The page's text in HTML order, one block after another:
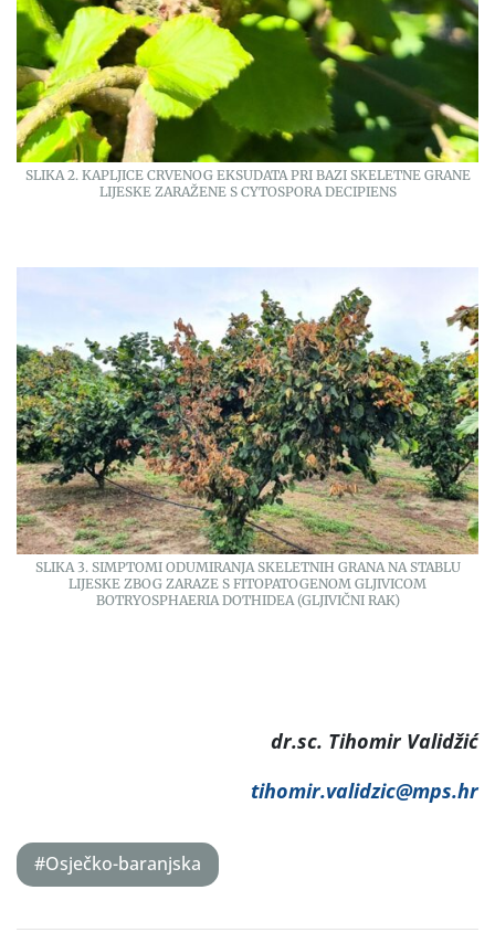
SLIKA 2. KAPLJICE CRVENOG EKSUDATA PRI BAZI SKELETNE GRANE
LIJESKE ZARAŽENE S CYTOSPORA DECIPIENS
SLIKA 3. SIMPTOMI ODUMIRANJA SKELETNIH GRANA NA STABLU
LIJESKE ZBOG ZARAZE S FITOPATOGENOM GLJIVICOM
BOTRYOSPHAERIA DOTHIDEA (GLJIVIČNI RAK)
dr.sc. Tihomir Validžić
tihomir.validzic@mps.hr
#Osječko-baranjska